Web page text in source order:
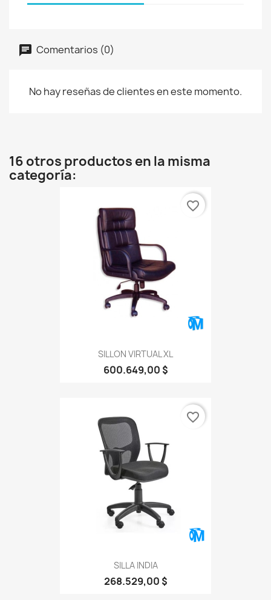
Comentarios (0)
No hay reseñas de clientes en este momento.
16 otros productos en la misma
categoría:
SILLON VIRTUAL XL
600.649,00 $
favorite_border
SILLA INDIA
268.529,00 $
favorite_border